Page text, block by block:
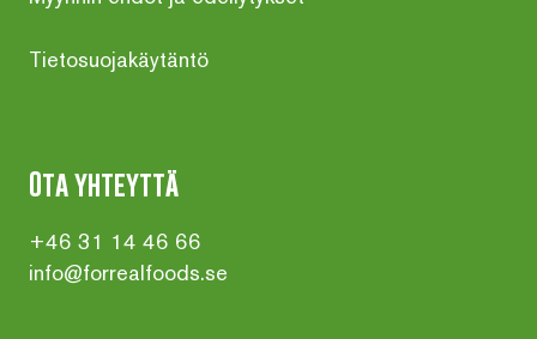
Tietosuojakäytäntö
Ota yhteyttä
+46 31 14 46 66
info@forrealfoods.se